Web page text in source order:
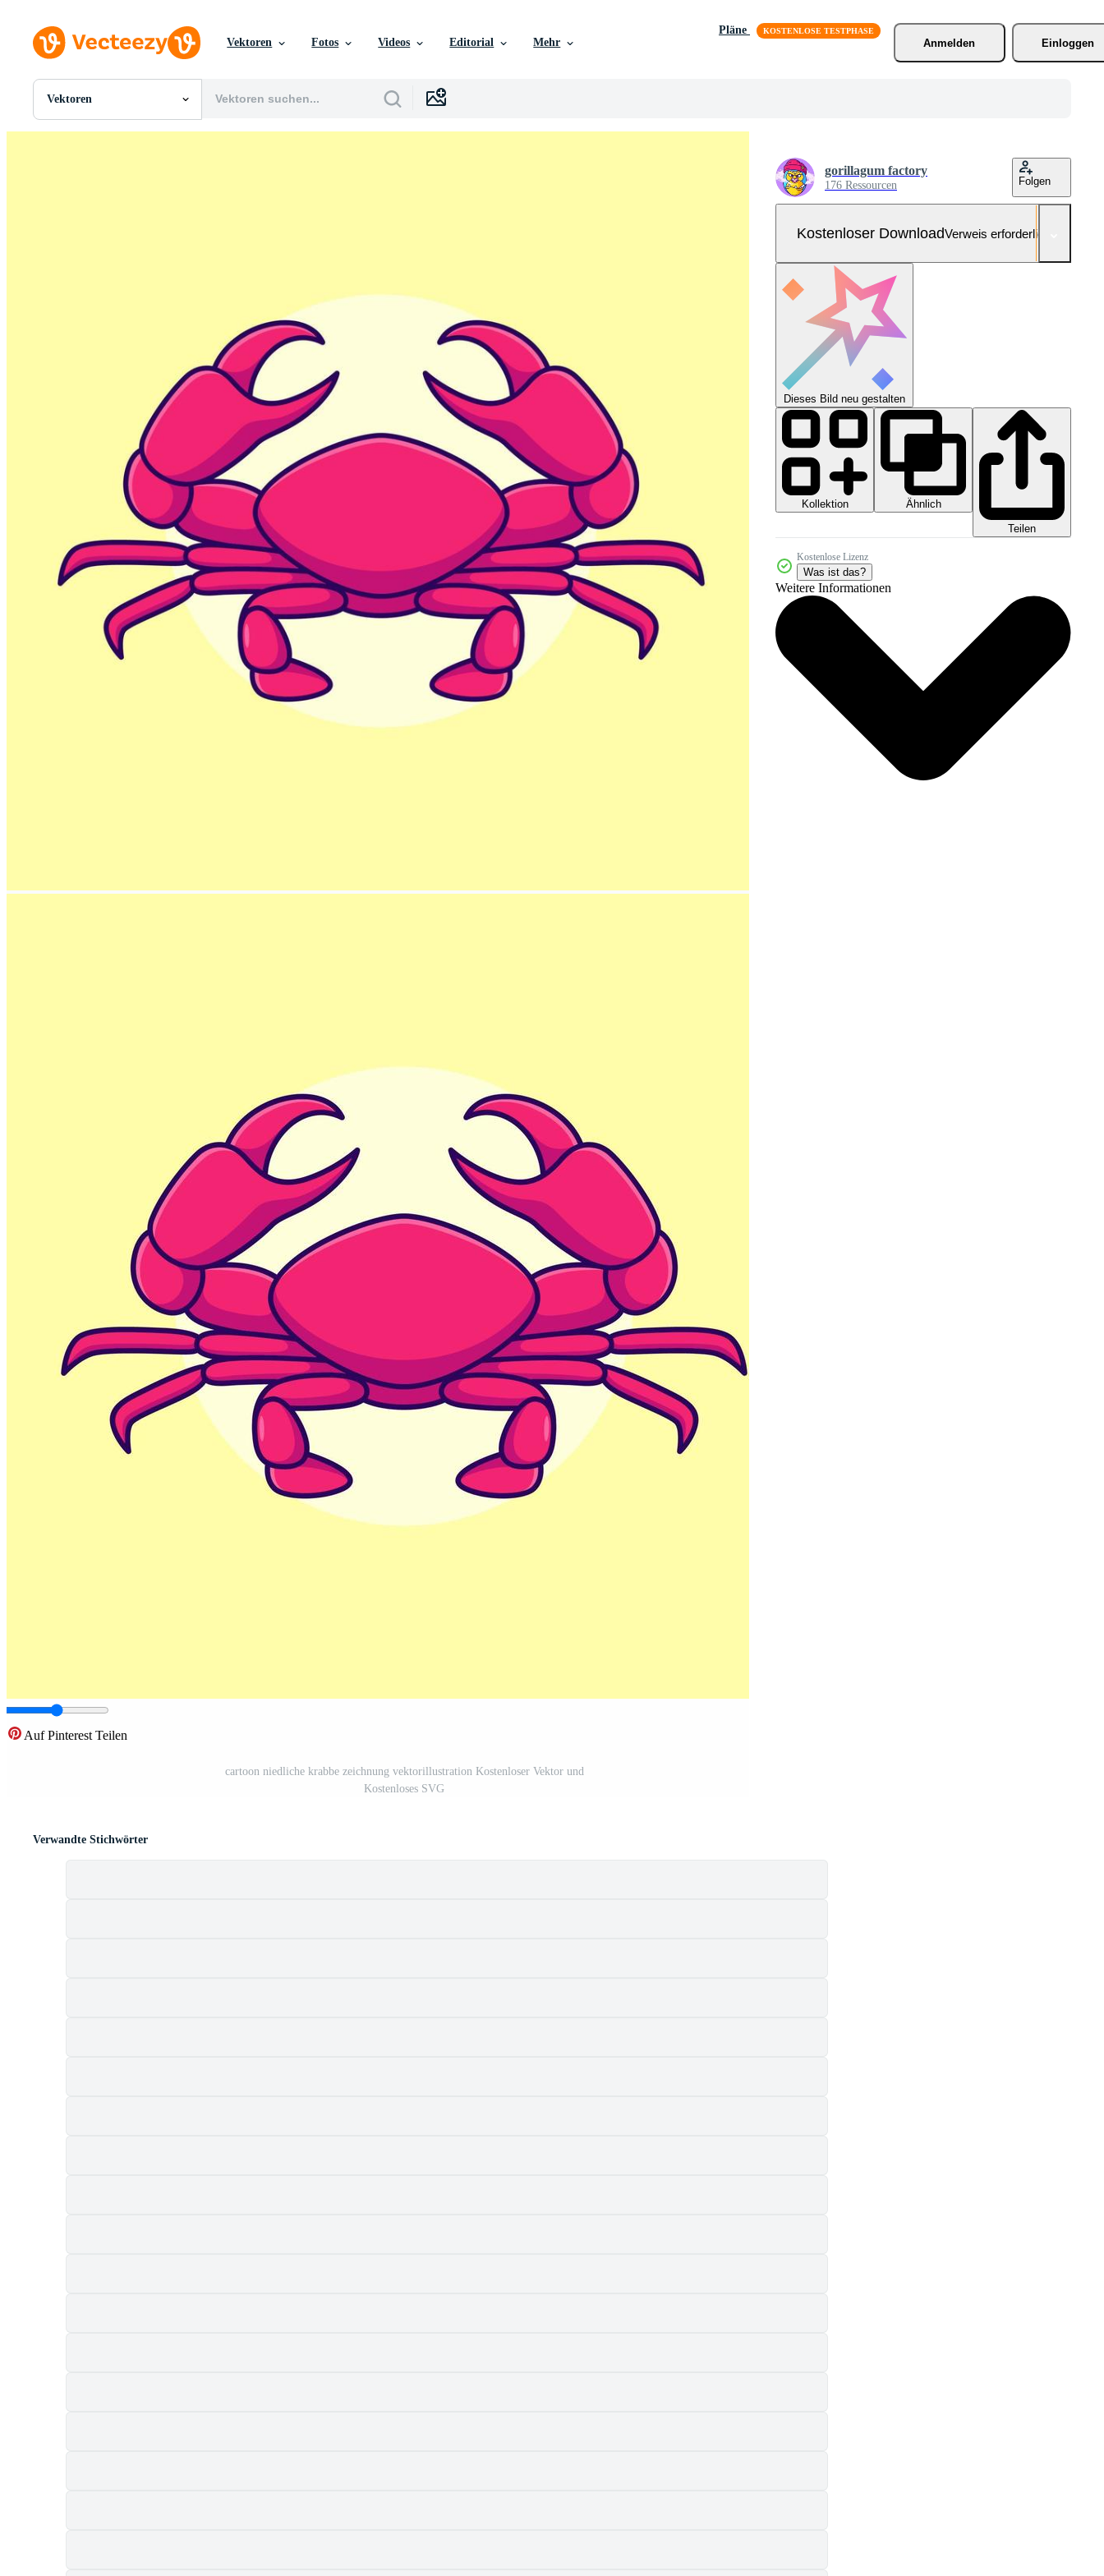
Vektoren Fotos Videos Editorial Mehr
Pläne
Anmelden
Einloggen
Vektoren
Alle Bilder
Auf Pinterest Teilen
cartoon niedliche krabbe zeichnung vektorillustration Kostenloser Vektor und
Kostenloses SVG
gorillagum factory
176 Ressourcen Folgen
Kostenloser DownloadVerweis erforderlich
Dieses Bild neu gestalten
Kollektion
Ähnlich
Teilen
Kostenlose Lizenz
Was ist das?
Weitere Informationen
Verwandte Stichwörter